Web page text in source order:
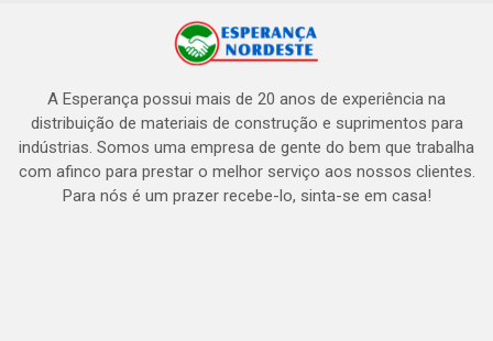
A Esperança possui mais de 20 anos de experiência na
distribuição de materiais de construção e suprimentos para
indústrias. Somos uma empresa de gente do bem que trabalha
com afinco para prestar o melhor serviço aos nossos clientes.
Para nós é um prazer recebe-lo, sinta-se em casa!